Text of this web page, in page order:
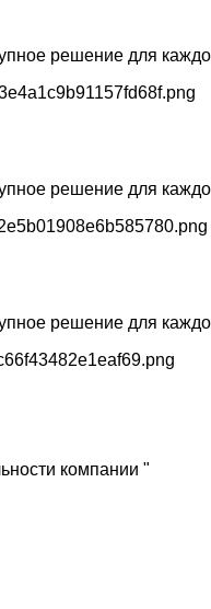
решение для
решение для
решение для
компании "